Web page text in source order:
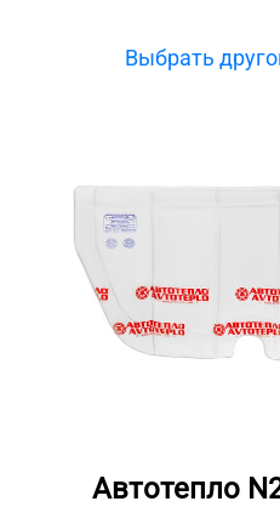
Выбрать
Автотепло